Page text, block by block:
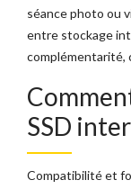
séance photo ou
entre stockage
complémentarité,
SSD
Compatibilité et